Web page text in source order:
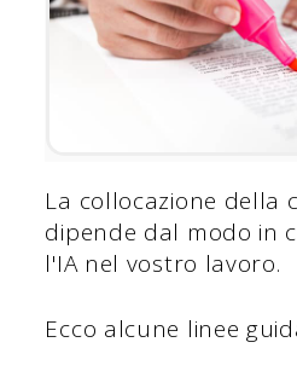
La collocazione della
dipende dal modo in
l'IA nel vostro lavoro.
Ecco alcune linee